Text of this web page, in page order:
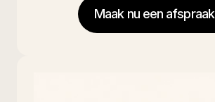
Maak nu een afspraak